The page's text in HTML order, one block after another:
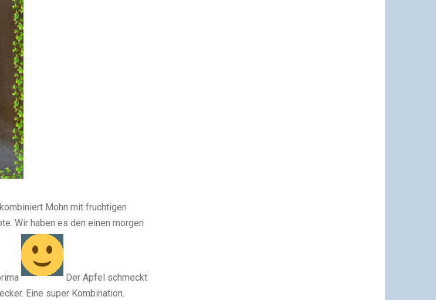
Mohn mit fruchtigen
Wir haben es den einen morgen
Der Apfel schmeckt
Eine super Kombination.